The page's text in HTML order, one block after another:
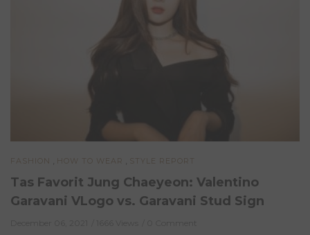
FASHION HOW TO WEAR STYLE REPORT
Tas Favorit Jung Chaeyeon: Valentino
Garavani VLogo vs. Garavani Stud Sign